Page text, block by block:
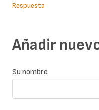
Respuesta
Añadir
Su nombre